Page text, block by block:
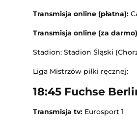
Transmisja online (płatna):
Transmisja online (za
Stadion: Stadion Śląski
Liga Mistrzów piłki ręcznej:
18:45 Fuchse
Transmisja tv: Eurosport 1